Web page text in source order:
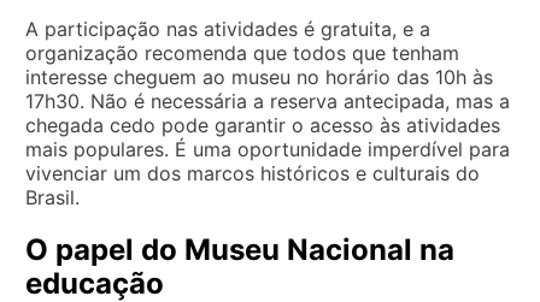
A participação nas atividades é gratuita, e a
organização recomenda que todos que tenham
interesse cheguem ao museu no horário das 10h às
17h30. Não é necessária a reserva antecipada, mas a
chegada cedo pode garantir o acesso às atividades
mais populares. É uma oportunidade imperdível para
vivenciar um dos marcos históricos e culturais do
Brasil.
O papel do Museu Nacional na
educação